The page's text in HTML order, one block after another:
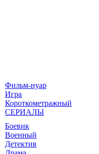
Фильм-нуар
Игра
Короткометражный
СЕРИАЛЫ
Боевик
Военный
Детектив